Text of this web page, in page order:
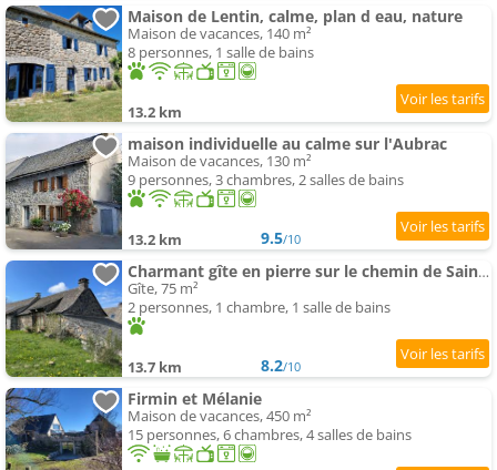
Maison de Lentin, calme, plan d eau, nature
Maison de vacances, 140 m²
8 personnes, 1 salle de bains
13.2 km
maison individuelle au calme sur l'Aubrac
Maison de vacances, 130 m²
9 personnes, 3 chambres, 2 salles de bains
13.2 km 9.5/10
Charmant gîte en pierre sur le chemin de Saint Jacques de Compostelle
Gîte, 75 m²
2 personnes, 1 chambre, 1 salle de bains
13.7 km 8.2/10
Firmin et Mélanie
Maison de vacances, 450 m²
15 personnes, 6 chambres, 4 salles de bains